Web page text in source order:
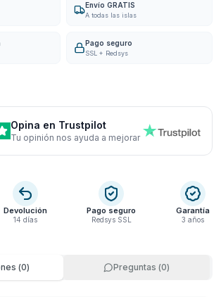
Envío GRATIS
A todas las islas
Pago seguro
SSL + Redsys
Opina en Trustpilot
Tu opinión nos ayuda a mejorar
Devolución
14 días
Pago seguro
Redsys SSL
Garantía
3 años
(0) Preguntas (0)